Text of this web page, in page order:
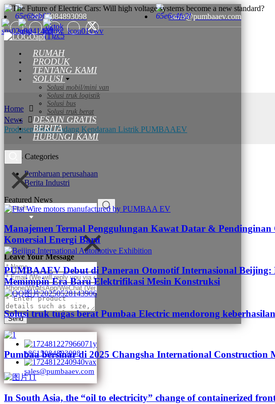
+8615084893098 sales@pumbaaev.com
RUMAH
PRODUK
TENTANG KAMI
SOLUSI
Solusi mobil/mini van
Solusi truk logistik
Solusi bus
Solusi truk berat
DESAIN GRATIS
BERITA
HUBUNGI KAMI
Leave Your Message
Send
+8615084893098
sales@pumbaaev.com
Home
News
Produsen Suku Cadang Kendaraan Listrik PUMBAAEV
News Categories
Pembaruan perusahaan
Berita Industri
Featured News
Manajemen Termal Penggulungan Kawat Datar &
Komersial Energi Baru
PUMBAAEV Debut di Pameran Otomotif Internasional
Memimpin Era Baru Elektrifikasi Mesin Konstruksi
Solusi truk tugas berat Pumbaa Electric mendorong
Pumbaa bersinar di 2025 Changsha International Construction
In South Asia, the “oil to electricity” change of containerized